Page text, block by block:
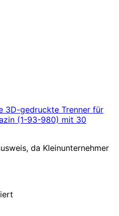
3D-gedruckte Trenner für
(1-93-980) mit 30
da Kleinunternehmer